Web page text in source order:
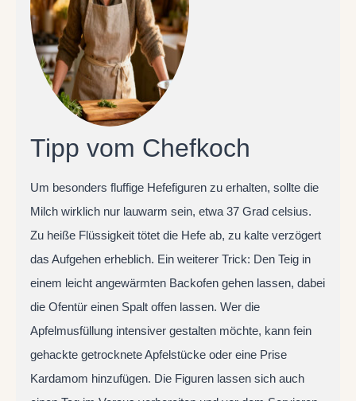
Tipp vom Chefkoch
Um besonders fluffige Hefefiguren zu erhalten, sollte die
Milch wirklich nur lauwarm sein, etwa 37 Grad celsius.
Zu heiße Flüssigkeit tötet die Hefe ab, zu kalte verzögert
das Aufgehen erheblich. Ein weiterer Trick: Den Teig in
einem leicht angewärmten Backofen gehen lassen, dabei
die Ofentür einen Spalt offen lassen. Wer die
Apfelmusfüllung intensiver gestalten möchte, kann fein
gehackte getrocknete Apfelstücke oder eine Prise
Kardamom hinzufügen. Die Figuren lassen sich auch